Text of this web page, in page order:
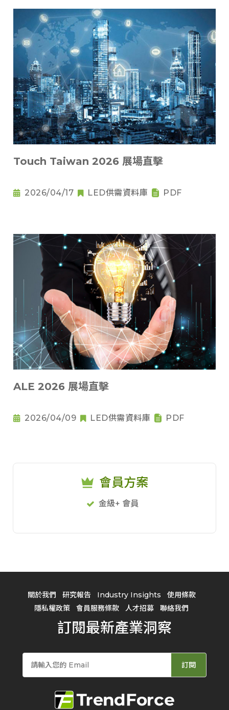
Touch Taiwan 2026 展場直擊
2026/04/17 LED供需資料庫 PDF
ALE 2026 展場直擊
2026/04/09 LED供需資料庫 PDF
會員方案
金級+ 會員
關於我們 研究報告 Industry Insights
使用條款
隱私權政策
會員服務條款 人才招募 聯絡我們
訂閱最新產業洞察
訂閱